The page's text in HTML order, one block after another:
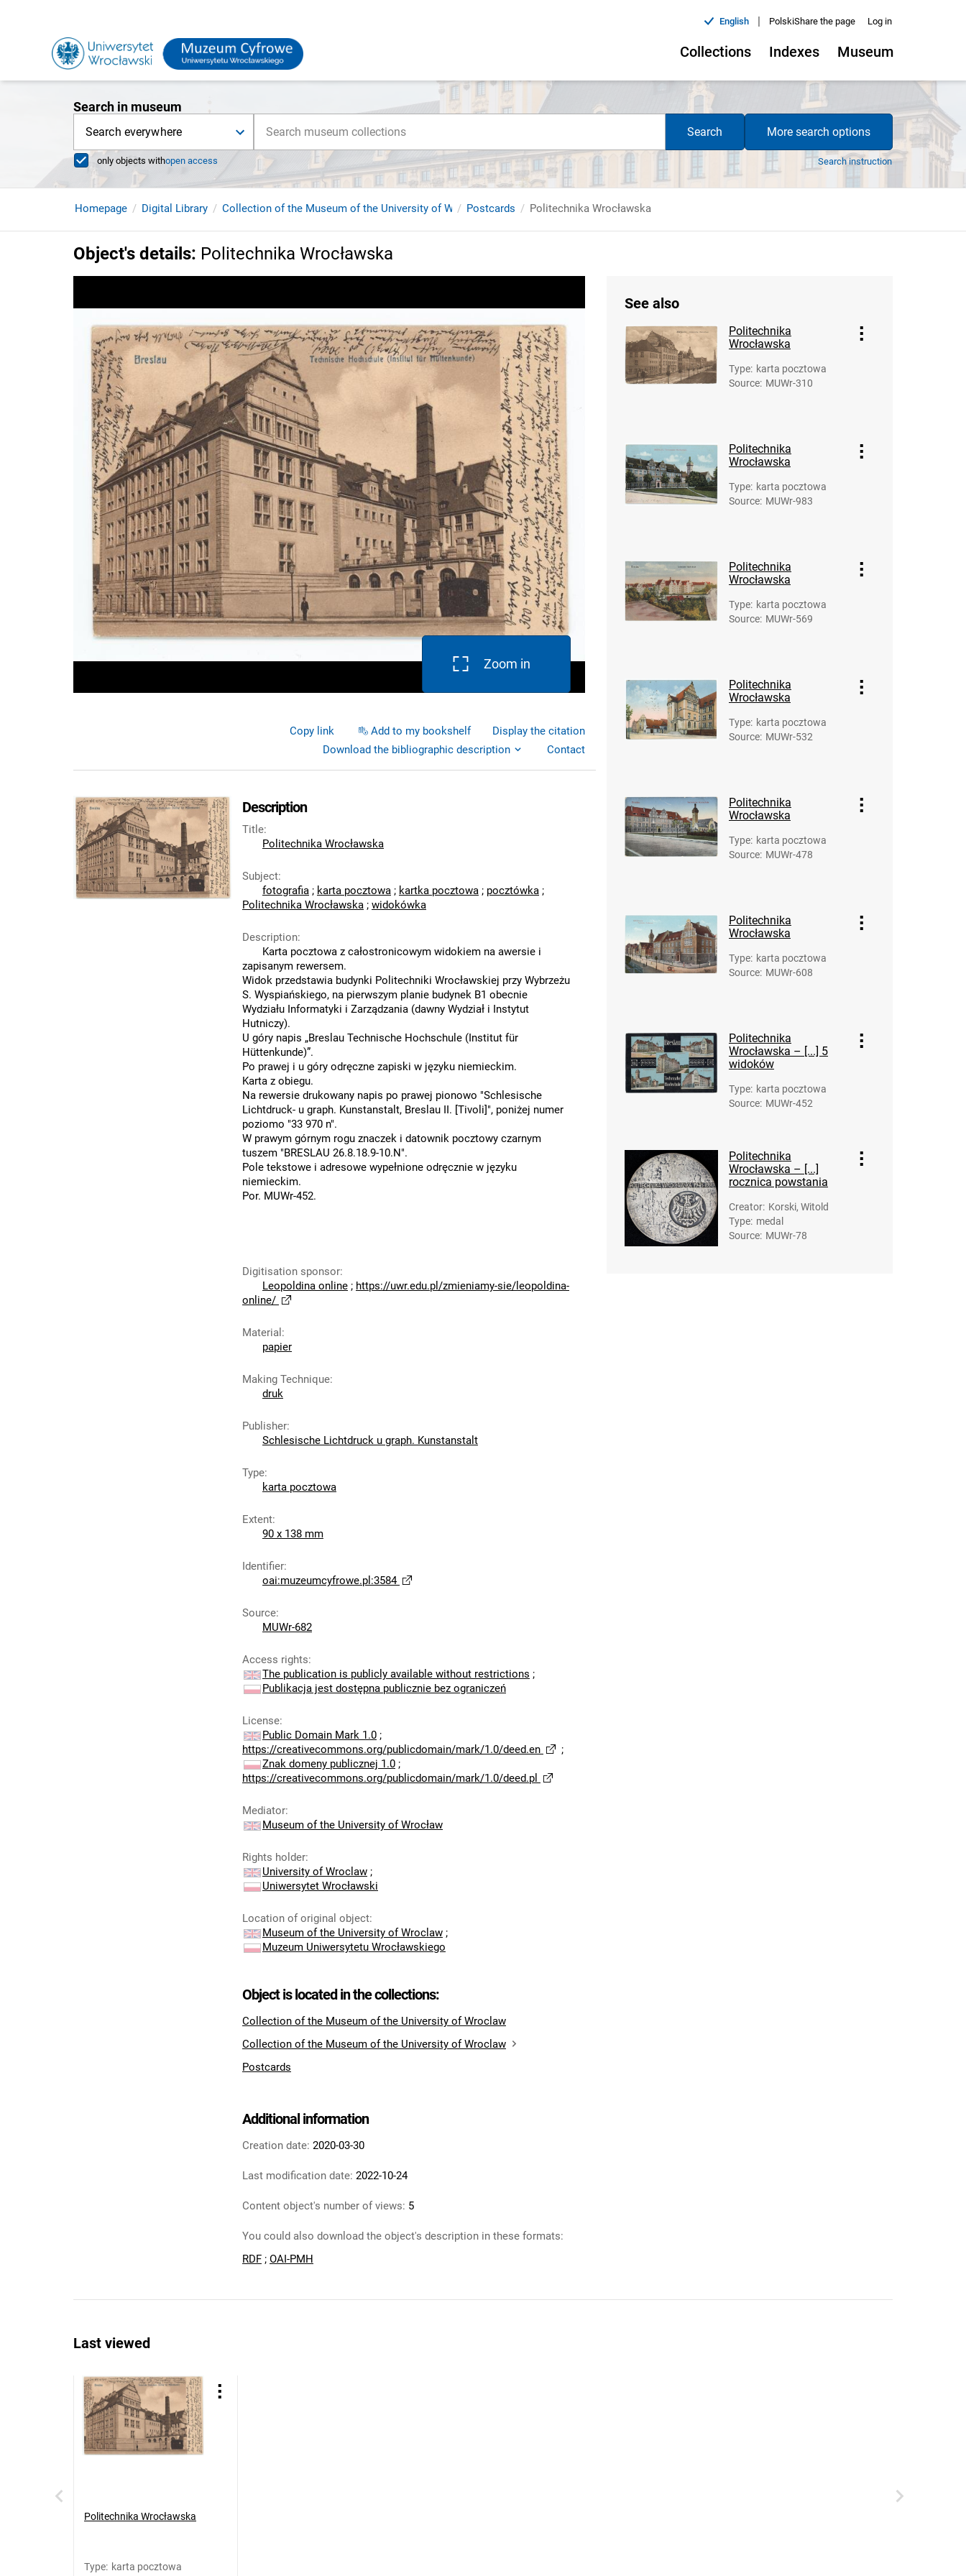
English | PolskiShare the page Log in
Collections Indexes Museum
Search in museum
Search everywhere Search More search options
only objects withopen access Search instruction
Homepage Digital Library Collection of the Museum of the University of WroclawPostcards Politechnika Wrocławska
Object's details: Politechnika Wrocławska
Zoom in
Copy link Add to my bookshelf
Display the citation
Download the bibliographic description
Contact
Description
Title:
Politechnika Wrocławska
Subject:
fotografia ; karta pocztowa ; kartka pocztowa ; pocztówka ;
Politechnika Wrocławska ; widokówka
Description:
Karta pocztowa z całostronicowym widokiem na awersie i
zapisanym rewersem.
Widok przedstawia budynki Politechniki Wrocławskiej przy Wybrzeżu
S. Wyspiańskiego, na pierwszym planie budynek B1 obecnie
Wydziału Informatyki i Zarządzania (dawny Wydział i Instytut
Hutniczy).
U góry napis „Breslau Technische Hochschule (Institut für
Hüttenkunde)”.
Po prawej i u góry odręczne zapiski w języku niemieckim.
Karta z obiegu.
Na rewersie drukowany napis po prawej pionowo "Schlesische
Lichtdruck- u graph. Kunstanstalt, Breslau II. [Tivoli]", poniżej numer
poziomo "33 970 n".
W prawym górnym rogu znaczek i datownik pocztowy czarnym
tuszem "BRESLAU 26.8.18.9-10.N".
Pole tekstowe i adresowe wypełnione odręcznie w języku
niemieckim.
Por. MUWr-452.
Digitisation sponsor:
Leopoldina online ; https://uwr.edu.pl/zmieniamy-sie/leopoldina-
online/
Material :
papier
Making Technique:
druk
Publisher:
Schlesische Lichtdruck u graph. Kunstanstalt
Type:
karta pocztowa
Extent:
90 x 138 mm
Identifier:
oai:muzeumcyfrowe.pl:3584
Source:
MUWr-682
Access rights:
The publication is publicly available without restrictions ;
Publikacja jest dostępna publicznie bez ograniczeń
License:
Public Domain Mark 1.0 ;
https://creativecommons.org/publicdomain/mark/1.0/deed.en
;
Znak domeny publicznej 1.0 ;
https://creativecommons.org/publicdomain/mark/1.0/deed.pl
Mediator:
Museum of the University of Wrocław
Rights holder:
University of Wroclaw ;
Uniwersytet Wrocławski
Location of original object:
Museum of the University of Wroclaw ;
Muzeum Uniwersytetu Wrocławskiego
Object is located in the collections:
Collection of the Museum of the University of Wroclaw
Collection of the Museum of the University of Wroclaw
Postcards
Additional information
Creation date: 2020-03-30
Last modification date: 2022-10-24
Content object's number of views: 5
You could also download the object's description in these formats:
RDF ; OAI-PMH
See also
Politechnika
Wrocławska
Type: karta pocztowa
Source: MUWr-310
Politechnika
Wrocławska
Type: karta pocztowa
Source: MUWr-983
Politechnika
Wrocławska
Type: karta pocztowa
Source: MUWr-569
Politechnika
Wrocławska
Type: karta pocztowa
Source: MUWr-532
Politechnika
Wrocławska
Type: karta pocztowa
Source: MUWr-478
Politechnika
Wrocławska
Type: karta pocztowa
Source: MUWr-608
Politechnika
Wrocławska – [...] 5
widoków
Type: karta pocztowa
Source: MUWr-452
Politechnika
Wrocławska – [...]
rocznica powstania
Creator: Korski, Witold
Type: medal
Source: MUWr-78
Last viewed
Politechnika Wrocławska
Type: karta pocztowa